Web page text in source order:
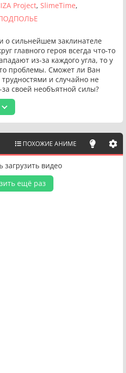
Project SlimeTime
о сильнейшем заклинателе
главного героя всегда что-то
из-за каждого угла, то у
проблемы. Сможет ли Ван
и случайно не
своей необъятной силы?
ПОХОЖИЕ АНИМЕ
загрузить видео
ещё раз